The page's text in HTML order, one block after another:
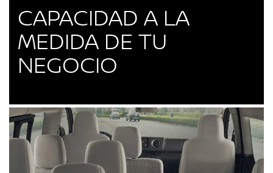
CAPACIDAD A LA
MEDIDA DE TU
NEGOCIO